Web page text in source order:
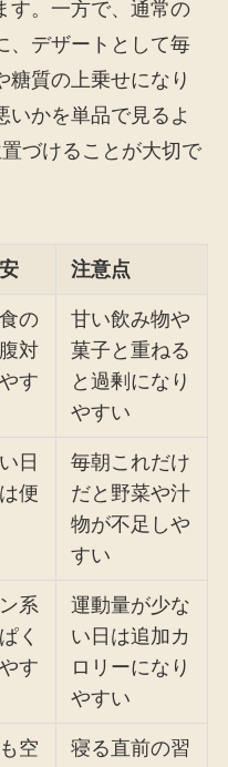
す。一方で、通常の
、デザートとして毎
糖質の上乗せになり
いかを単品で見るよ
づけることが大切で
注意点
の
対
す
甘い飲み物や
菓子と重ねる
と過剰になり
やすい
日
便
毎朝これだけ
だと野菜や汁
物が不足しや
すい
系
く
す
運動量が少な
い日は追加カ
ロリーになり
やすい
空
寝る直前の習